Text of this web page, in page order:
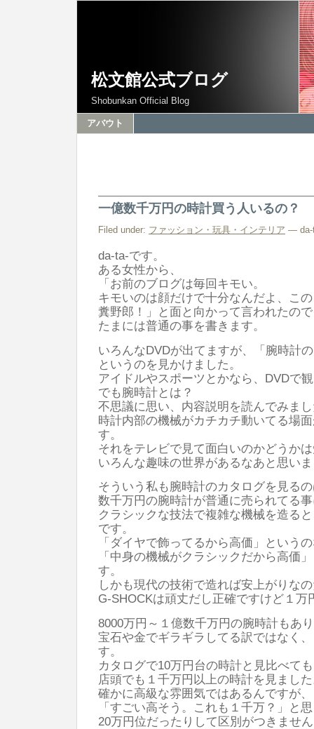
松文館公式ブログ
Shobunkan Official Blog
アバウト
一億数千万円の時計買う人いるの？
Filed under: ファッション・玩具・インテリア — da-
da-ta-です。
ある女性から、
「お前のブログは毎回キモい。
キモいのは顔だけで十分なんだよ、この
糞野郎！」と面と向かって言われたので
たまには普通の事を書きます。
いろんなDVDが出てますが、「腕時計
というのを見かけました。
アイドルやスポーツとかなら、DVDで
でも腕時計とは？
不思議に思い、内容説明を読んでみま
時計内部の機械がカチカチ動いてる場
す。
それをテレビで見て面白いのかどうか
いろんな趣味の世界があるなあと思い
そういう私も腕時計のカタログを見る
数千万円の腕時計が普通に売られてる
クラシックな技法で複雑な機械を造る
です。
「ダイヤで飾ってるから高価」という
「中身の機械がクラシックだから高価
す。
しかも現代の技術で造れば安上がりな
G-SHOCKは頑丈だし正確ですけど１万
8000万円～１億数千万円の腕時計もあ
宝石や金でギラギラしてる訳ではなく
す。
カタログで10万円台の時計と見比べて
店頭でも１千万円以上の時計を見まし
確かに高級な雰囲気ではあるんですが、
「すごい高そう。これも１千万？」と
20万円位だったりして区別がつきませ